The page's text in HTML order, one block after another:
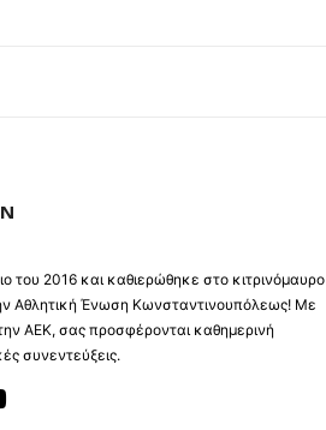
του 2016 και καθιερώθηκε στο κιτρινόμαυρο
Αθλητική Ένωση Κωνσταντινουπόλεως! Με
ΑΕΚ, σας προσφέρονται καθημερινή
συνεντεύξεις.